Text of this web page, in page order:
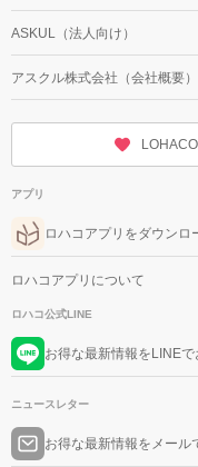
ASKUL（法人向け）
アスクル株式会社（会社概要）
アプリ
ロハコアプリをダウンロ
ロハコアプリについて
ロハコ公式LINE
お得な最新情報をLINE
ニュースレター
お得な最新情報をメール